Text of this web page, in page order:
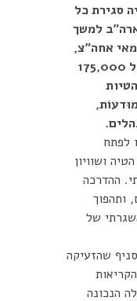
סגירת כל
בארה"ב למשך
שעות ביום 29 במאי אחה"צ,
כדי להעביר הדרכה לכל 175,000
לפתח
ושוויון
ההדרכה
ותהפוך
של
שהזעיקה
הנכונה